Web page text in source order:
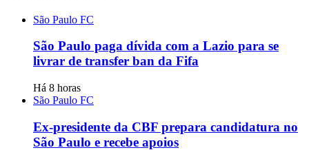
São Paulo FC
São Paulo paga dívida com a Lazio para se
livrar de transfer ban da Fifa
Há 8 horas
São Paulo FC
Ex-presidente da CBF prepara candidatura no
São Paulo e recebe apoios